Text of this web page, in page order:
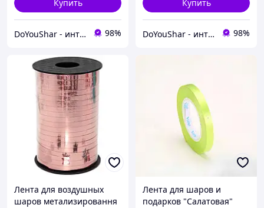
Купить
DoYouShar - интернет-магазин товаров для праздника 98%
Купить
DoYouShar - интернет-магазин товаров для праздника 98%
Лента для воздушных
шаров метализировання
Лента для шаров и
подарков "Салатовая"